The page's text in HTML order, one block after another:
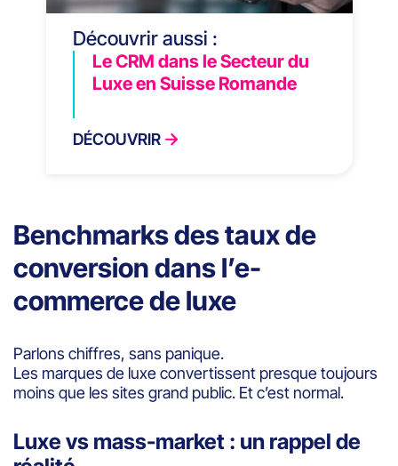
Découvrir aussi :
Le CRM dans le Secteur du
Luxe en Suisse Romande
DÉCOUVRIR
Benchmarks des taux de
conversion dans l’e-
commerce de luxe
Parlons chiffres, sans panique.
Les marques de luxe convertissent presque toujours
moins que les sites grand public. Et c’est normal.
Luxe vs mass-market : un rappel de